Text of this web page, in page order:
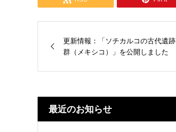
更新情報：「ソチカルコの古代遺跡
群（メキシコ）」を公開しました
最近のお知らせ